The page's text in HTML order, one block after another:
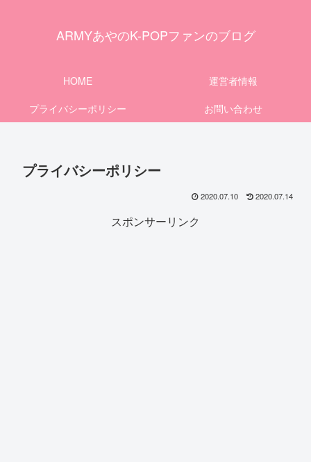
ARMYあやのK-POPファンのブログ
HOME
運営者情報
プライバシーポリシー
お問い合わせ
プライバシーポリシー
2020.07.10 2020.07.14
スポンサーリンク